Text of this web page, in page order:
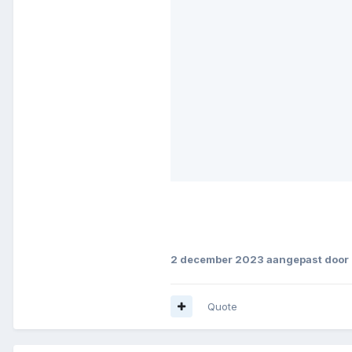
2 december 2023 aangepast door
Quote